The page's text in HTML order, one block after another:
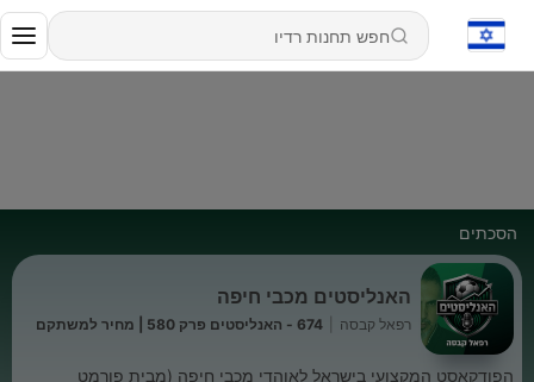
הסכתים
האנליסטים מכבי חיפה
רפאל קבסה 674 - האנליסטים פרק 580 | מחיר למשתקם
הפודקאסט המקצועי בישראל לאוהדי מכבי חיפה (מבית פורמט